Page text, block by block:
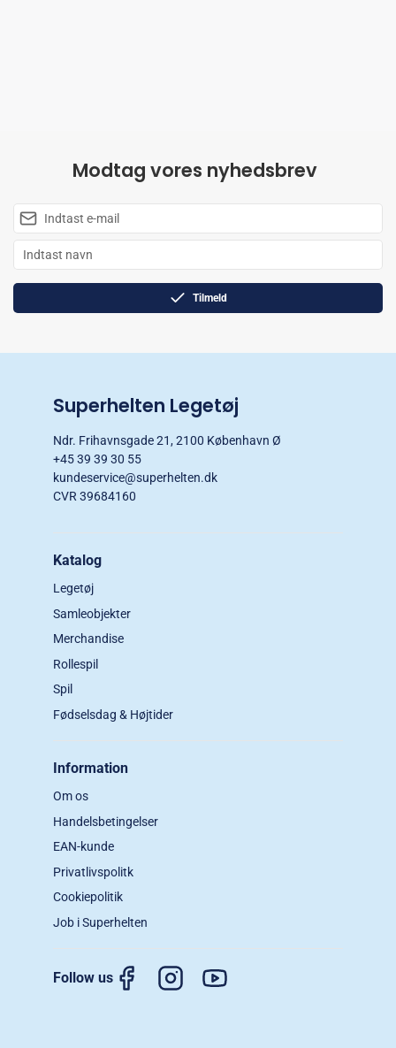
Modtag vores nyhedsbrev
Tilmeld
Superhelten Legetøj
Ndr. Frihavnsgade 21, 2100 København Ø
+45 39 39 30 55
kundeservice@superhelten.dk
CVR 39684160
Katalog
Legetøj
Samleobjekter
Merchandise
Rollespil
Spil
Fødselsdag & Højtider
Information
Om os
Handelsbetingelser
EAN-kunde
Privatlivspolitk
Cookiepolitik
Job i Superhelten
Follow us